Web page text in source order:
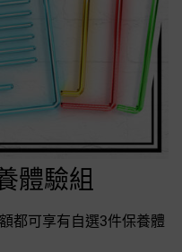
體驗組
都可享有自選3件保養體